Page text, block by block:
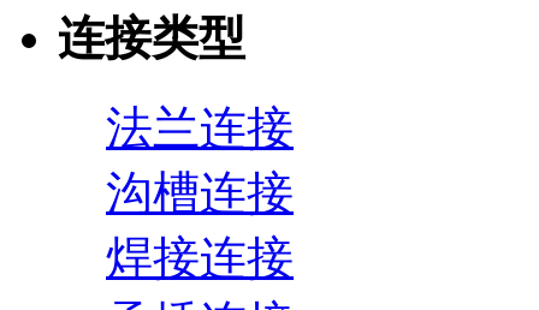
连接类型
法兰连接
沟槽连接
焊接连接